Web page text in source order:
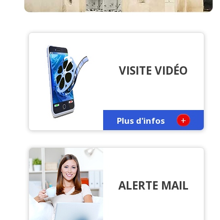
VISITE VIDÉO
Plus d'infos +
ALERTE MAIL